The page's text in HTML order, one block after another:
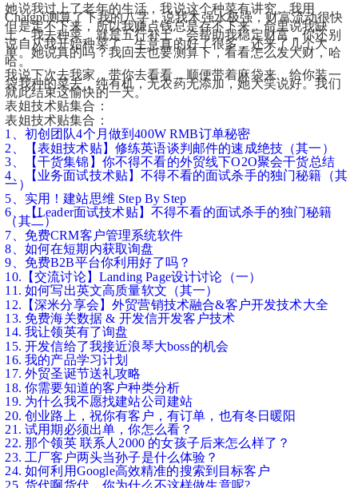
她说我过上了老年的生活，我说这个种菜有讲究。我用
Chatgpt测算了下我的八字，说我木强水极强，财富流动很快
但是定不下来，所以我赚点钱总是存不下来。命里说我缺
土，我去种菜，就是五行补土，会帮助我稳定财富，你还别
说自从我开始种菜了，生意真的好了很多，还来了几个大
单。她说真的吗？我回去也要测算下，看看怎么发大财，哈
哈。
我说下次去我家，带你去看看，顺便带着麻袋来，给你装一
袋我种的菜去，纯有机，无农药无添加，她大笑说好。我们
就此结束这愉快的一天。
表姐技术贴集合：
表姐技术贴集合：
1、初创团队4个月做到400W RMB订单秘密
2、【表姐技术贴】修练英语谈判邮件的速成绝技（其一）
3、【干货集锦】你不得不看的外贸线下O2O聚会干货总结
4、【业务面试技术贴】不得不看的面试杀手的独门秘籍（其
一）
5、实用！建站思维 Step By Step
6、【Leader面试技术贴】不得不看的面试杀手的独门秘籍
（其二）
7、免费CRM客户管理系统软件
8、如何在短期内获取询盘
9、免费B2B平台你利用好了吗？
10.【交流讨论】Landing Page设计讨论（一）
11. 如何写出英文高质量软文（其一）
12.【深米分享会】外贸营销技术融合&客户开发技术大全
13. 免费海关数据 & 开发信开发客户技术
14. 我让领英有了询盘
15. 开发信给了我接近浪琴大boss的机会
16. 我的产品学习计划
17. 外贸圣诞节送礼攻略
18. 你需要知道的客户种类分析
19. 为什么我不愿找建站公司建站
20. 创业路上，祝你有客户，有订单，也有冬日暖阳
21. 试用期必须出单，你怎么看？
22. 那个领英 联系人2000 的女孩子后来怎么样了？
23. 工厂客户两头当孙子是什么体验？
24. 如何利用Google高效精准的搜索到目标客户
25. 货代啊货代，你为什么不这样做生意呢?